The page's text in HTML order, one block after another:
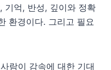
기억, 반성, 깊이와 정확
환경이다. 그리고 필요
람이 감속에 대한 기대